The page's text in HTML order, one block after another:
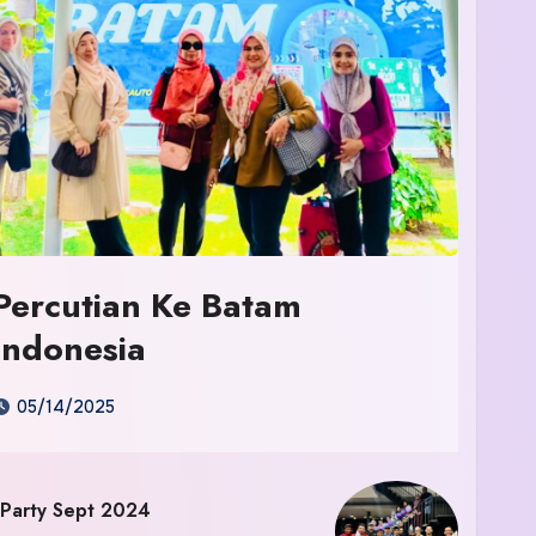
Ke Batam
05/14/2025
Sept 2024